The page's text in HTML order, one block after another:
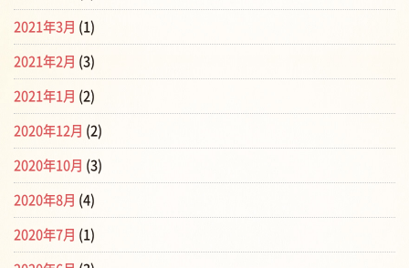
2021年3月 (1)
2021年2月 (3)
2021年1月 (2)
2020年12月 (2)
2020年10月 (3)
2020年8月 (4)
2020年7月 (1)